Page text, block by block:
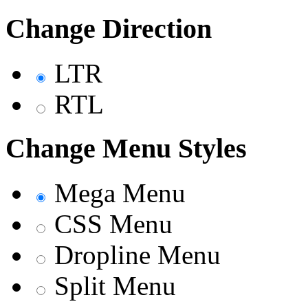
Change Direction
LTR
RTL
Change Menu Styles
Mega Menu
CSS Menu
Dropline Menu
Split Menu